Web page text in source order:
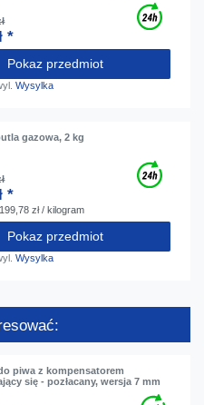
*
Pokaz przedmiot
Wysylka
gazowa, 2 kg
*
zł / kilogram
Pokaz przedmiot
Wysylka
piwa z kompensatorem
się - pozłacany, wersja 7 mm